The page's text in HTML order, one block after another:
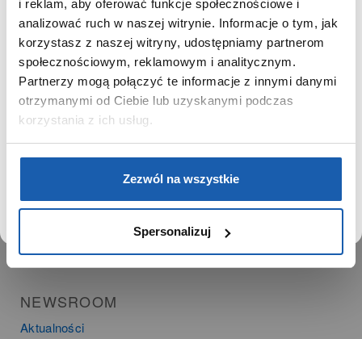
i reklam, aby oferować funkcje społecznościowe i
analizować ruch w naszej witrynie. Informacje o tym, jak
korzystasz z naszej witryny, udostępniamy partnerom
społecznościowym, reklamowym i analitycznym.
Partnerzy mogą połączyć te informacje z innymi danymi
otrzymanymi od Ciebie lub uzyskanymi podczas
korzystania z ich usług.
Zezwól na wszystkie
Spersonalizuj
Zgoda na ciasteczka
PRODUKTY
Instrumenty muzyczne
Kalkulatory
SIECI SPRZEDAŻY
Oferta dla firm
Salony muzyczne Riff
Noble Place
NEWSROOM
Aktualności
SZANOWNY UŻYTKOWNIKU,
SZANOWNA UŻYTKOWNICZKO
Używamy plików cookie w celach analitycznych,
statystycznych i marketingowych, w tym aby analizować
ruch w tej witrynie, optymalizować jej działanie oraz
zapamiętywać Twoje preferencje.